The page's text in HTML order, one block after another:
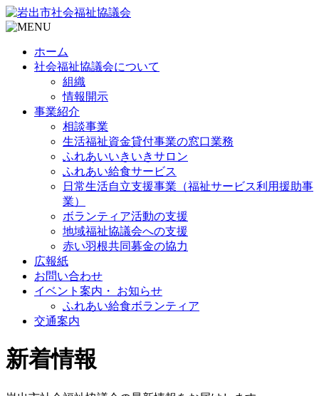
ホーム
社会福祉協議会について
組織
情報開示
事業紹介
相談事業
生活福祉資金貸付事業の窓口業務
ふれあいいきいきサロン
ふれあい給食サービス
日常生活自立支援事業（福祉サービス利用援助事
業）
ボランティア活動の支援
地域福祉協議会への支援
赤い羽根共同募金の協力
広報紙
お問い合わせ
イベント案内・ お知らせ
ふれあい給食ボランティア
交通案内
新着情報